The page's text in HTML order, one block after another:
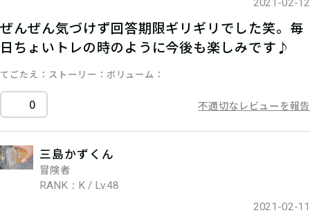
2021-02-12
ぜんぜん気づけず回答期限ギリギリでした笑。毎
日ちょいトレの時のように今後も楽しみです♪
てごたえ ストーリー ボリューム
0 不適切なレビューを報告
三島かずくん
冒険者
RANK：K / Lv.48
2021-02-11